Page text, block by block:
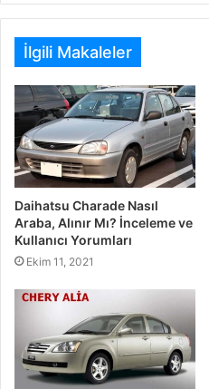
İlgili Makaleler
Daihatsu Charade Nasıl
Araba, Alınır Mı? İnceleme ve
Kullanıcı Yorumları
Ekim 11, 2021